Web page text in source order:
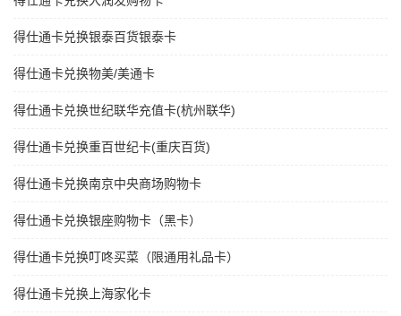
得仕通卡兑换银泰百货银泰卡
得仕通卡兑换物美/美通卡
得仕通卡兑换世纪联华充值卡(杭州联华)
得仕通卡兑换重百世纪卡(重庆百货)
得仕通卡兑换南京中央商场购物卡
得仕通卡兑换银座购物卡（黑卡）
得仕通卡兑换叮咚买菜（限通用礼品卡）
得仕通卡兑换上海家化卡